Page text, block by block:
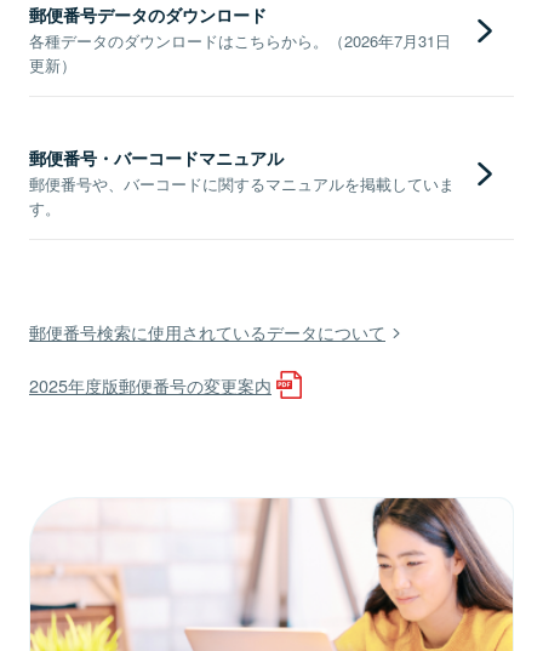
郵便番号データのダウンロード
各種データのダウンロードはこちらから。（2026年7月31日
更新）
郵便番号・バーコードマニュアル
郵便番号や、バーコードに関するマニュアルを掲載していま
す。
郵便番号検索に使用されているデータについて
2025年度版郵便番号の変更案内